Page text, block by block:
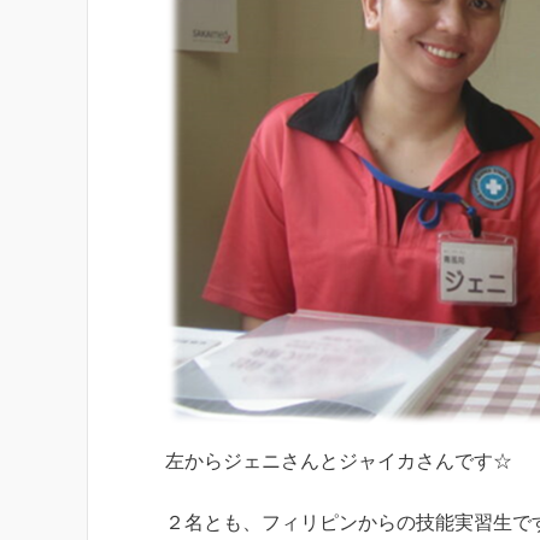
左からジェニさんとジャイカさんです☆
２名とも、フィリピンからの技能実習生で